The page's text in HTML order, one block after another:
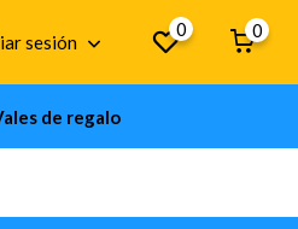
sesión
0 0
de regalo